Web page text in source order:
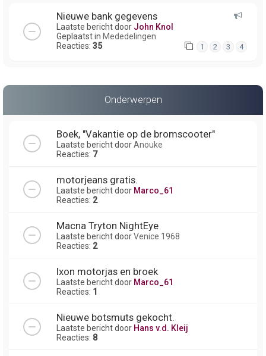
Nieuwe bank gegevens
Laatste bericht door John Knol
Geplaatst in Mededelingen
Reacties: 35 1 2 3 4
Onderwerpen
Boek, "Vakantie op de bromscooter"
Laatste bericht doorAnouke
Reacties: 7
motorjeans gratis.
Laatste bericht door Marco_61
Reacties: 2
Macna Tryton NightEye
Laatste bericht doorVenice 1968
Reacties: 2
Ixon motorjas en broek
Laatste bericht door Marco_61
Reacties: 1
Nieuwe botsmuts gekocht.
Laatste bericht door Hans v.d. Kleij
Reacties: 8